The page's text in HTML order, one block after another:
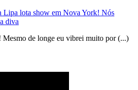
Lipa lota show em Nova York! Nós
diva
Mesmo de longe eu vibrei muito por (...)